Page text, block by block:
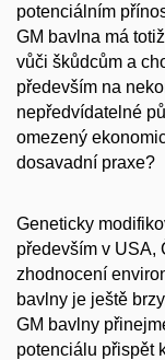
potenciálním
GM bavlna má
vůči škůdcům a
především na
nepředvídatelné
omezený
dosavadní praxe?
Geneticky
především v USA,
zhodnocení
bavlny je ještě
GM bavlny
potenciálu přispět